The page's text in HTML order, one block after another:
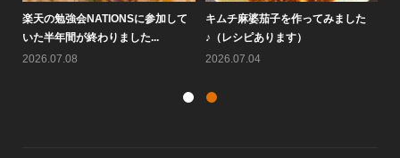
大阪鶴橋黄さんのピビン麺が人気で
す♪
2026.07.25
なぜ7月にキムチは売れないの
か？！
2026.07.22